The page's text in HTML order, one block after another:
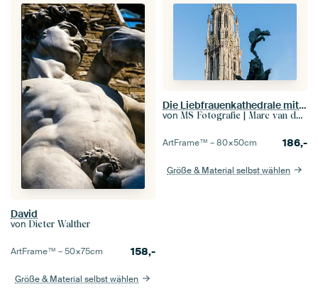
David
von Dieter Walther
ArtFrame™ –50×75cm 158,-
Größe & Material selbst wählen
Die Liebfrauenkathedrale mit Brabo Standbild in Antwerpen
von MS Fotografie | Marc van der Stelt
ArtFrame™ –80×50cm 186,-
Größe & Material selbst wählen